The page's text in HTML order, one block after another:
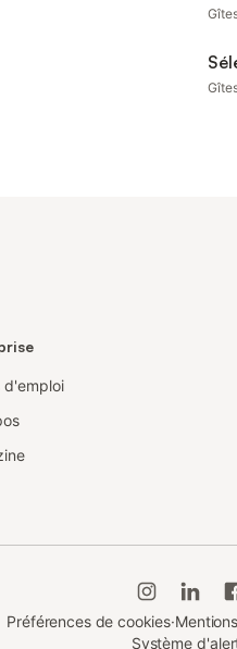
d'emploi
Préférences de cookies·
Système